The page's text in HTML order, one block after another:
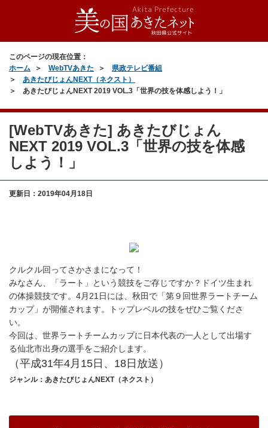
このページの現在位置：
ホーム
WebTVあきた
県政テレビ番組
あきたびじょんNEXT（ネクスト）
あきたびじょんNEXT 2019 VOL.3「世界の技を体感しよう！」
[WebTVあきた] あきたびじょん
NEXT 2019 VOL.3「世界の技を体感
しよう！」
更新日： 2019年04月18日
クルクル回ってさかさまになって！
みなさん、「ラート」という競技をご存じですか？ドイツ生まれ
の体操競技です。4月21日には、秋田で「第９回世界ラートチーム
カップ」が開催されます。トップレベルの技をぜひご覧くださ
い。
今回は、世界ラートチームカップに日本代表の一人として出場す
る仙北市出身の選手をご紹介します。
（平成31年4月15 日、18日放送）
ジャンル：あきたびじょんNEXT（ネクスト）